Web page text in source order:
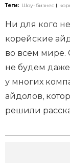
Теги: Шоу-бизнес
Ни для кого
корейские
во всем мире.
не будем
у многих
айдолов,
решили